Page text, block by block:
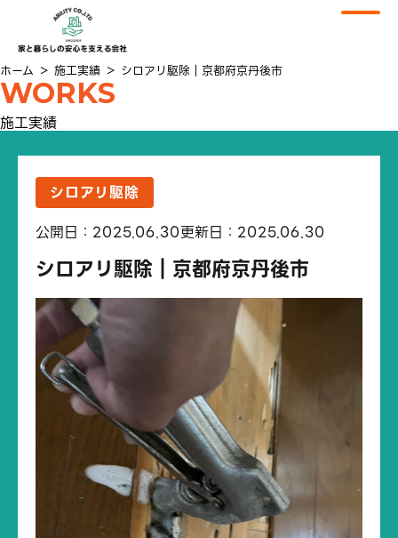
ホーム ＞ 施工実績 ＞ シロアリ駆除｜京都府京丹後市
WORKS
施工実績
シロアリ駆除
公開日：2025.06.30更新日：2025.06.30
シロアリ駆除｜京都府京丹後市